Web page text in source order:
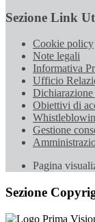
Sezione Link
Cookie policy
Note legali
Informativa
Ufficio
Obiettivi di
Gestione
Pagina
Sezione